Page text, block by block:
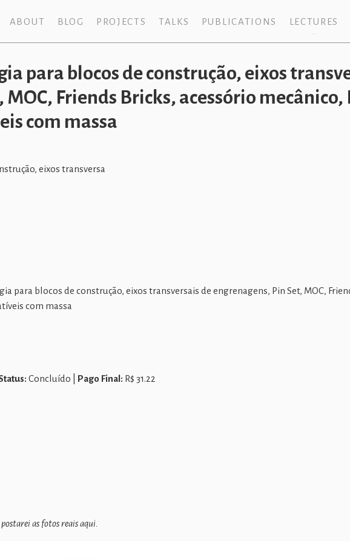
ABOUT BLOG PROJECTS TALKS PUBLICATIONS LECTURES
para blocos de construção, eixos
Friends Bricks, acessório mecânico,
com massa
eixos transversa
para blocos de construção, eixos transversais de engrenagens, Pin Set, MOC,
com massa
Concluído | Pago Final: R$ 31.22
as fotos reais aqui.